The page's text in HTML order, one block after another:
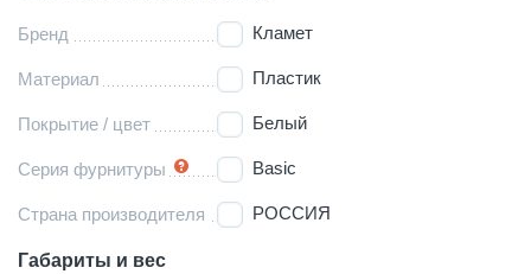
Бренд Кламет
Материал Пластик
Покрытие / цвет Белый
Серия фурнитуры Basic
Страна производителя РОССИЯ
Габариты и вес